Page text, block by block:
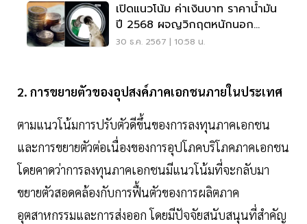
เปิดแนวโน้ม ค่าเงินบาท ราคาน้ำมัน
ปี 2568 ผจญวิกฤตหนักนอก
ประเทศ
30 ธ.ค. 2567 | 10:58 น.
2. การขยายตัวของอุปสงค์ภาคเอกชนภายในประเทศ
ตามแนวโน้มการปรับตัวดีขึ้นของการลงทุนภาคเอกชน
และการขยายตัวต่อเนื่องของการอุปโภคบริโภคภาคเอกชน
โดยคาดว่าการลงทุนภาคเอกชนมีแนวโน้มที่จะกลับมา
ขยายตัวสอดคล้องกับการฟื้นตัวของการผลิตภาค
อุตสาหกรรมและการส่งออก โดยมีปัจจัยสนับสนุนที่สำคัญ